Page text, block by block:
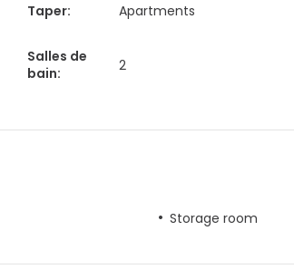
Taper: Apartments
Salles de
bain: 2
Storage room